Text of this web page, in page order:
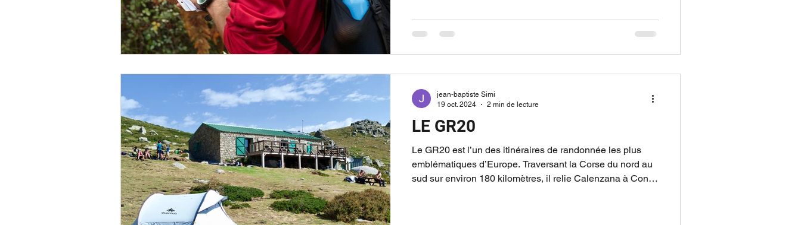
sur trois thématiques principales. Ce test permet d’évaluer
LE GR20
Le GR20 est l’un des itinéraires de randonnée les plus
emblématiques d’Europe. Traversant la Corse du nord au
sud sur environ 180 kilomètres, il relie Calenzana à Conca
jean-baptiste Simi
19 oct. 2024
2 min de lecture